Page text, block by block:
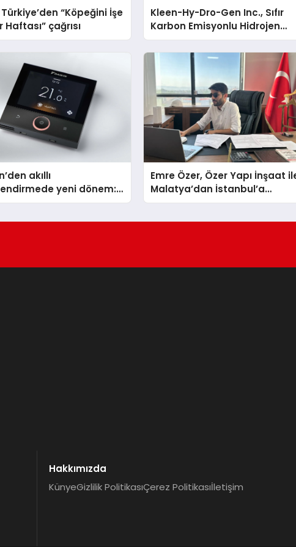
“Köpeğini İşe
Haftası” çağrısı
Kleen-Hy-Dro-Gen Inc., Sıfır
Karbon Emisyonlu Hidrojen
Isıtma Teknolojisinde ISO ve
TSSA Düzenleyici Onaylarını
Aldı
akıllı
yeni dönem:
Plus Türkiye’de
Emre Özer, Özer Yapı İnşaat
Malatya’dan İstanbul’a
Uzanan Başarı Hikâyesi
Hakkımızda
KünyeGizlilik PolitikasıÇerez Politikasıİletişim